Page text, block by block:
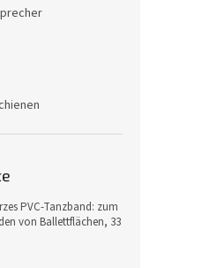
PVC-Tanzband: zum
von Ballettflächen, 33